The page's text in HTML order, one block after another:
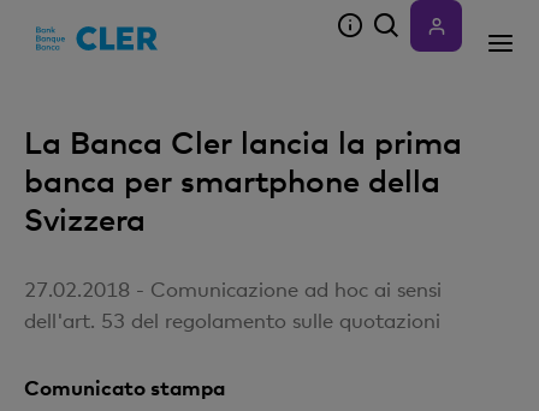
La Banca Cler lancia la prima
banca per smartphone della
Svizzera
27.02.2018 - Comunicazione ad hoc ai sensi
dell'art. 53 del regolamento sulle quotazioni
Comunicato stampa